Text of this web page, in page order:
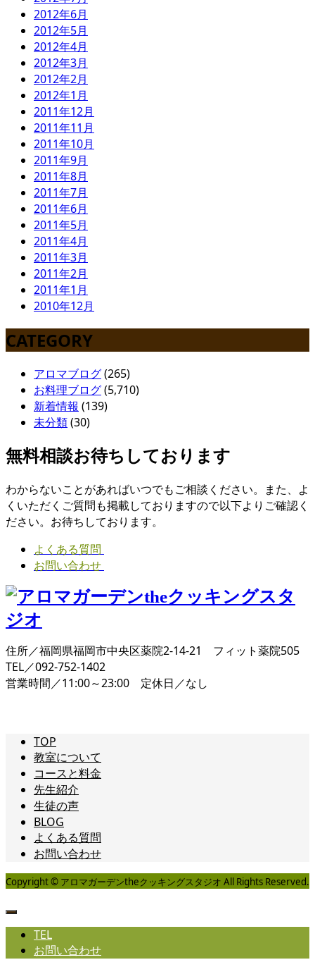
2012年6月
2012年5月
2012年4月
2012年3月
2012年2月
2012年1月
2011年12月
2011年11月
2011年10月
2011年9月
2011年8月
2011年7月
2011年6月
2011年5月
2011年4月
2011年3月
2011年2月
2011年1月
2010年12月
CATEGORY
アロマブログ(265)
お料理ブログ(5,710)
新着情報 (139)
未分類(30)
無料相談お待ちしております
わからないことがあればいつでもご相談ください。また、よ
くいただくご質問も掲載しておりますので以下よりご確認く
ださい。お待ちしております。
よくある質問
お問い合わせ
住所／福岡県福岡市中央区薬院2-14-21 フィット薬院505
TEL／092-752-1402
営業時間／11:00～23:00 定休日／なし
TOP
教室について
コースと料金
先生紹介
生徒の声
BLOG
よくある質問
お問い合わせ
Copyright © アロマガーデンtheクッキングスタジオ All Rights Reserved.
TEL
お問い合わせ